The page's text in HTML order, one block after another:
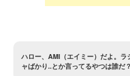
ャば り ..とか言っ てる や つは誰 だ
ぞ〜？